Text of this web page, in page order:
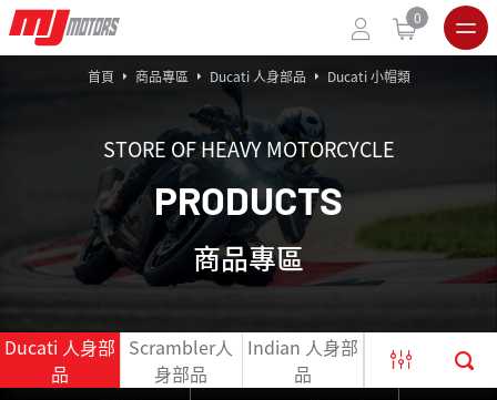
0
STORE OF HEAVY MOTORCYCLE
PRODUCTS
商品專區
首頁 商品專區 Ducati 人身部品 Ducati 小帽類
Ducati 人身部
品
Scrambler人
身部品
Indian 人身部
品
官網出清限定
商品